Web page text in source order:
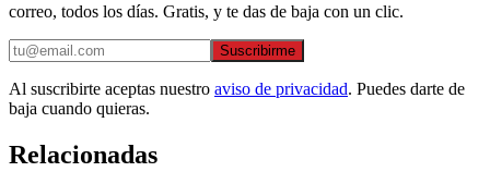
correo, todos los días. Gratis, y te das de baja con un clic.
Suscribirme
Al suscribirte aceptas nuestro aviso de privacidad. Puedes darte de
baja cuando quieras.
Relacionadas